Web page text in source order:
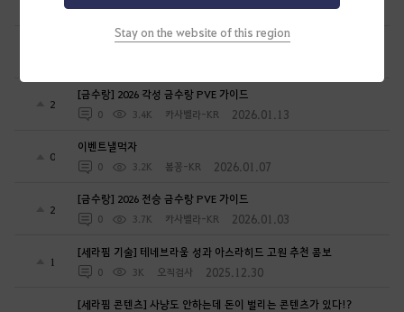
Stay on the website of this region
0 3.9K 카사벨라-KR 2026.02.21
전승발키리 콤보 및 기술특화좀 알려주실분...
2
[금수랑] 2026 각성 금수랑 PVE 가이드
0 3.4K 카사벨라-KR 2026.01.13
0
이벤트낼먹자
0 3.2K 봄꽁-KR 2026.01.07
2
[금수랑] 2026 전승 금수랑 PVE 가이드
0 3.7K 카사벨라-KR 2026.01.03
1
[세라핌 기술] 테네브라움 성과 아스라히드 고원 추천 콤보
0 3K 오직검사 2025.12.30
[세라핌 콘텐츠] 사냥도 안하는데 돈이 벌리는 콘텐츠가 있다!?